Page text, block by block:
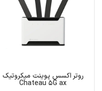
روتر اکسس پوینت میکروتیک
Chateau 5G ax